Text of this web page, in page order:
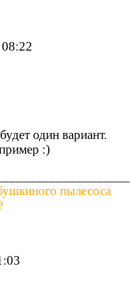
один вариант.
:)
пылесоса